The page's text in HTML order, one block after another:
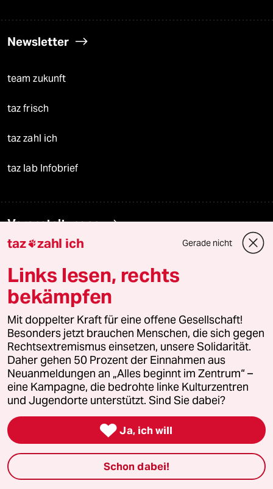
Newsletter
team zukunft
taz frisch
taz zahl ich
taz lab Infobrief
Veranstaltungen
Vor Ort
Live im Stream
Vergangene
taz lab 2027
Mehr taz Lesestoff
taz Blogs
taz zahl ich Gerade nicht
Links lesen, rechts
bekämpfen
Mit doppelter Kraft für eine offene Gesellschaft!
Besonders jetzt brauchen Menschen, die sich gegen
Rechtsextremismus einsetzen, unsere Solidarität.
Daher gehen 50 Prozent der Einnahmen aus
Neuanmeldungen an „Alles beginnt im Zentrum“ –
eine Kampagne, die bedrohte linke Kulturzentren
und Jugendorte unterstützt. Sind Sie dabei?
 Ja, ich will
Schon dabei!